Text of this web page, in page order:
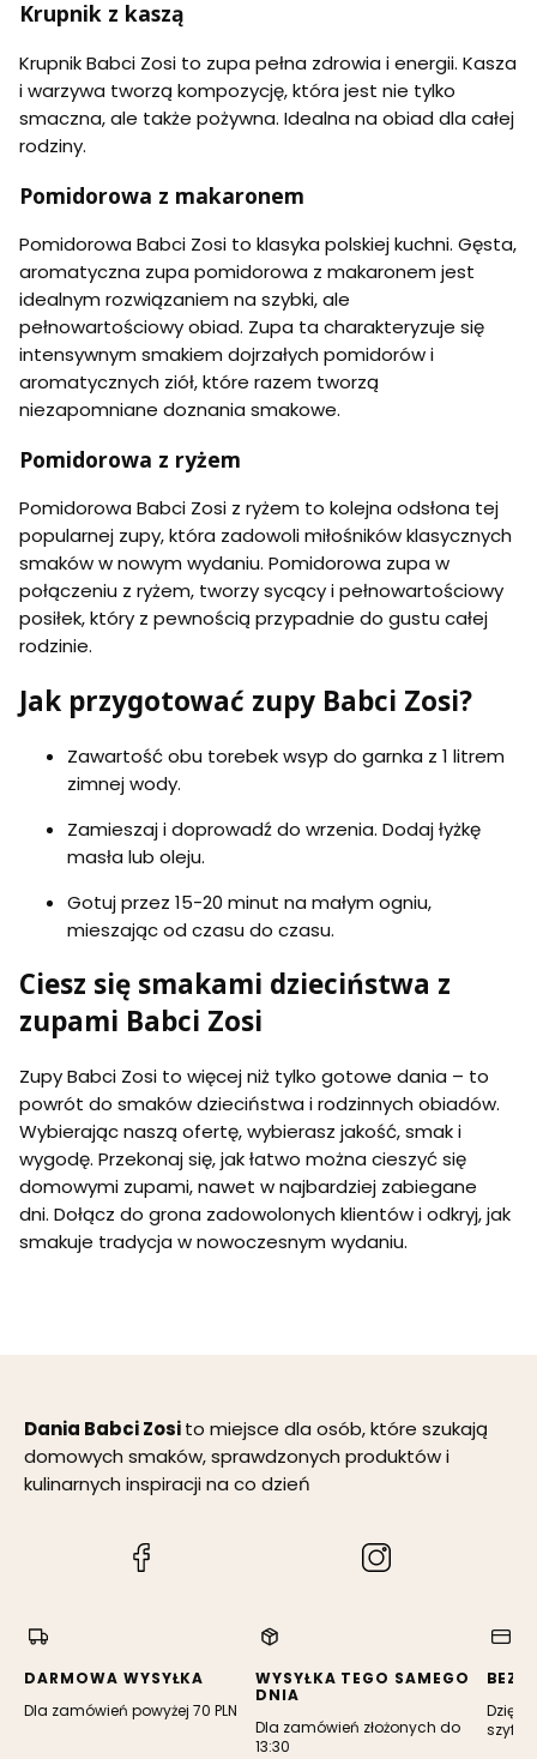
Krupnik z kaszą
Krupnik Babci Zosi to zupa pełna zdrowia i energii. Kasza
i warzywa tworzą kompozycję, która jest nie tylko
smaczna, ale także pożywna. Idealna na obiad dla całej
rodziny.
Pomidorowa z makaronem
Pomidorowa Babci Zosi to klasyka polskiej kuchni. Gęsta,
aromatyczna zupa pomidorowa z makaronem jest
idealnym rozwiązaniem na szybki, ale
pełnowartościowy obiad. Zupa ta charakteryzuje się
intensywnym smakiem dojrzałych pomidorów i
aromatycznych ziół, które razem tworzą
niezapomniane doznania smakowe.
Pomidorowa z ryżem
Pomidorowa Babci Zosi z ryżem to kolejna odsłona tej
popularnej zupy, która zadowoli miłośników klasycznych
smaków w nowym wydaniu. Pomidorowa zupa w
połączeniu z ryżem, tworzy sycący i pełnowartościowy
posiłek, który z pewnością przypadnie do gustu całej
rodzinie.
Jak przygotować zupy Babci Zosi?
Zawartość obu torebek wsyp do garnka z 1 litrem
zimnej wody.
Zamieszaj i doprowadź do wrzenia. Dodaj łyżkę
masła lub oleju.
Gotuj przez 15-20 minut na małym ogniu,
mieszając od czasu do czasu.
Ciesz się smakami dzieciństwa z
zupami Babci Zosi
Zupy Babci Zosi to więcej niż tylko gotowe dania – to
powrót do smaków dzieciństwa i rodzinnych obiadów.
Wybierając naszą ofertę, wybierasz jakość, smak i
wygodę. Przekonaj się, jak łatwo można cieszyć się
domowymi zupami, nawet w najbardziej zabiegane
dni. Dołącz do grona zadowolonych klientów i odkryj, jak
smakuje tradycja w nowoczesnym wydaniu.
Dania Babci Zosito miejsce dla osób, które szukają
domowych smaków, sprawdzonych produktów i
kulinarnych inspiracji na co dzień
karcie)
(Otwiera
karcie)
DARMOWA WYSYŁKA
Dla zamówień powyżej 70 PLN
WYSYŁKA TEGO SAMEGO
DNIA
Dla zamówień złożonych do
13:30
Dzięki